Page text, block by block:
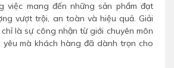
việc mang đến những sản phẩm đạt
vượt trội, an toàn và hiệu quả. Giải
là sự công nhận từ giới chuyên môn
yêu mà khách hàng đã dành trọn cho